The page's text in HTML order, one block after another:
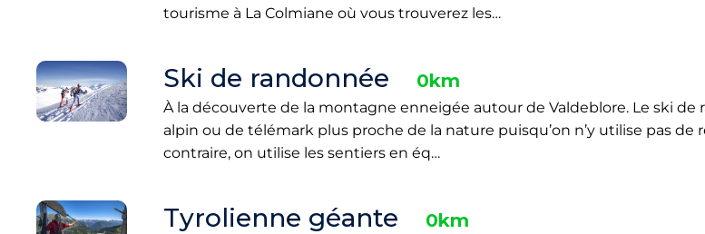
tourisme à La Colmiane où vous trouverez les…
Ski de randonnée 0km
À la découverte de la montagne enneigée autour de Valdeblore. Le ski de
alpin ou de télémark plus proche de la nature puisqu’on n’y utilise pas de
contraire, on utilise les sentiers en éq…
Tyrolienne géante 0km